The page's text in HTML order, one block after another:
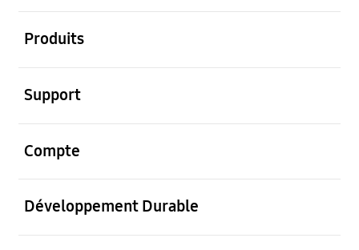
Produits
Support
Compte
Développement Durable